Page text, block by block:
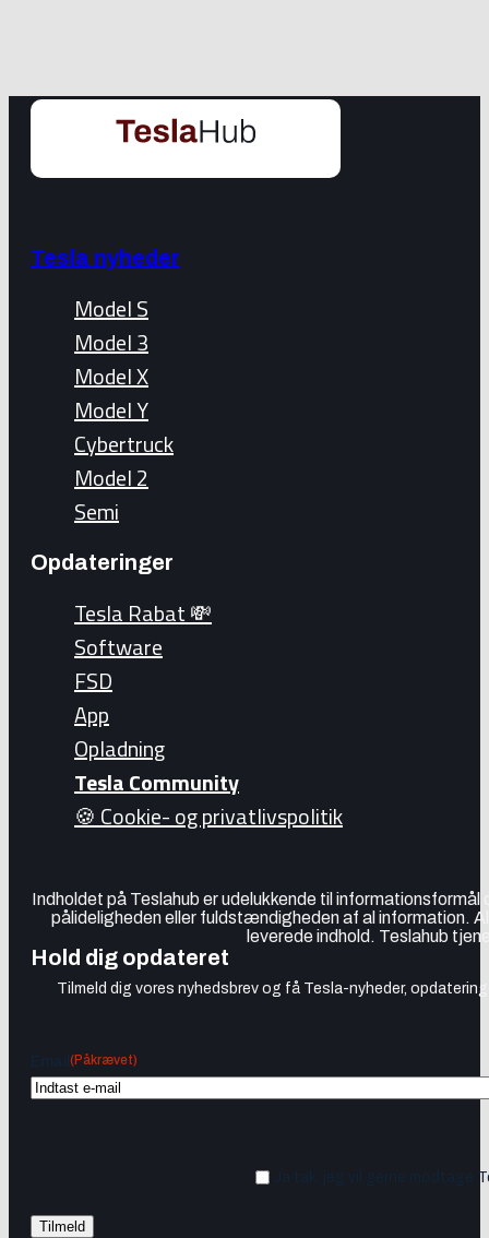
Tesla nyheder
Model S
Model 3
Model X
Model Y
Cybertruck
Model 2
Semi
Opdateringer
Tesla Rabat 💸
Software
FSD
App
Opladning
Tesla Community
🍪 Cookie- og privatlivspolitik
Indholdet på Teslahub er udelukkende til
pålideligheden eller fuldstændigheden af al information.
leverede indhold. Teslahub
Hold dig opdateret
Tilmeld dig vores nyhedsbrev og få Tesla-nyheder,
(Påkrævet)
Ja tak, jeg vil gerne modtage